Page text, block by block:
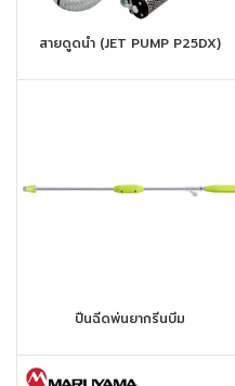
สายดูดน้ำ (JET PUMP P25DX)
ปืนฉีดพ่นยากรีนบีม